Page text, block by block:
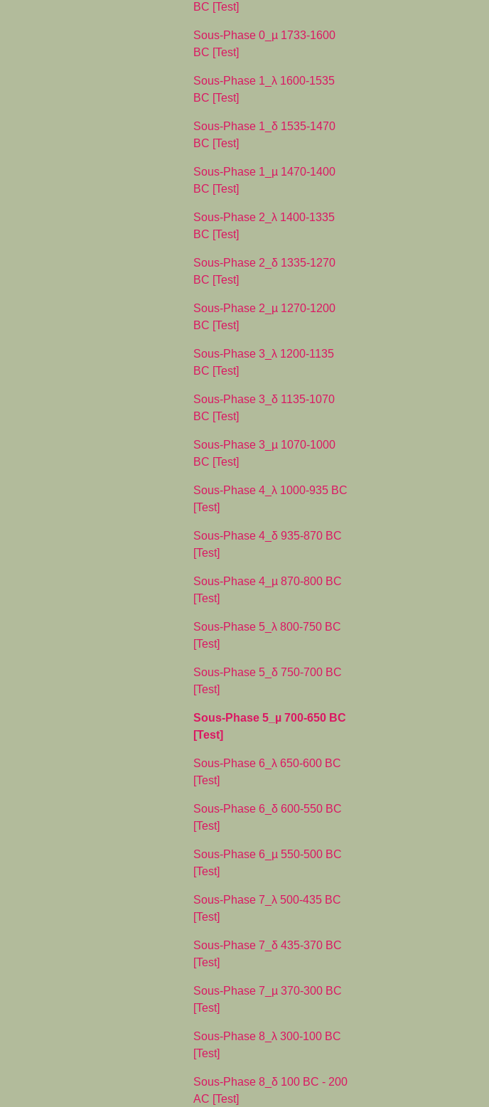
BC [Test]
Sous-Phase 0_µ 1733-1600
BC [Test]
Sous-Phase 1_λ 1600-1535
BC [Test]
Sous-Phase 1_δ 1535-1470
BC [Test]
Sous-Phase 1_µ 1470-1400
BC [Test]
Sous-Phase 2_λ 1400-1335
BC [Test]
Sous-Phase 2_δ 1335-1270
BC [Test]
Sous-Phase 2_µ 1270-1200
BC [Test]
Sous-Phase 3_λ 1200-1135
BC [Test]
Sous-Phase 3_δ 1135-1070
BC [Test]
Sous-Phase 3_µ 1070-1000
BC [Test]
Sous-Phase 4_λ 1000-935 BC
[Test]
Sous-Phase 4_δ 935-870 BC
[Test]
Sous-Phase 4_µ 870-800 BC
[Test]
Sous-Phase 5_λ 800-750 BC
[Test]
Sous-Phase 5_δ 750-700 BC
[Test]
Sous-Phase 5_µ 700-650 BC
[Test]
Sous-Phase 6_λ 650-600 BC
[Test]
Sous-Phase 6_δ 600-550 BC
[Test]
Sous-Phase 6_µ 550-500 BC
[Test]
Sous-Phase 7_λ 500-435 BC
[Test]
Sous-Phase 7_δ 435-370 BC
[Test]
Sous-Phase 7_µ 370-300 BC
[Test]
Sous-Phase 8_λ 300-100 BC
[Test]
Sous-Phase 8_δ 100 BC - 200
AC [Test]